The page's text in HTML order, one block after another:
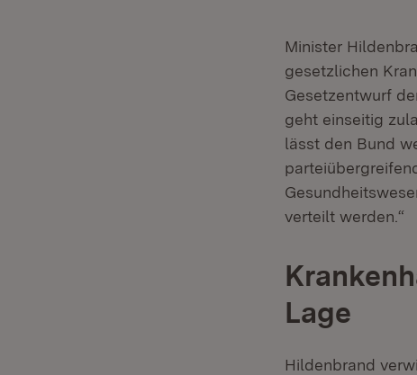
Minister
gesetzlichen
Gesetzentwurf
geht einseitig
lässt den Bund
verteilt werden.“
Lage
Hildenbrand